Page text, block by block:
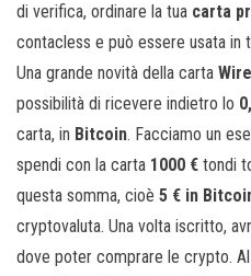
di verifica, ordinare la tua carta
contacless e può essere usata in
Una grande novità della carta
possibilità di ricevere indietro lo
carta, in Bitcoin. Facciamo un
spendi con la carta 1000 € tondi
questa somma, cioè 5 € in
cryptovaluta. Una volta iscritto,
dove poter comprare le crypto.